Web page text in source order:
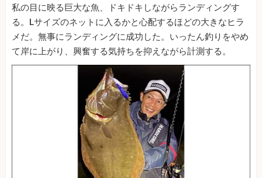
私の目に映る巨大な魚、ドキドキしながらランディングす
る。Lサイズのネットに入るかと心配するほどの大きなヒラ
メだ。無事にランディングに成功した。いったん釣りをやめ
て岸に上がり、興奮する気持ちを抑えながら計測する。